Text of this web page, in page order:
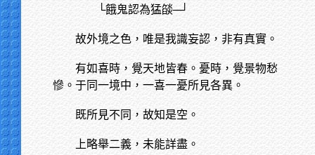
└餓鬼認為猛燄─┘
故外境之色，唯是我識妄認，非有真實。
有如喜時，覺天地皆春。憂時，覺景物愁
慘。于同一境中，一喜一憂所見各異。
既所見不同，故知是空。
上略舉二義，未能詳盡。